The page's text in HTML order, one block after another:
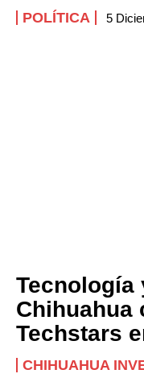
POLÍTICA 5
Tecnología
Chihuahua
Techstars
CHIHUAHUA